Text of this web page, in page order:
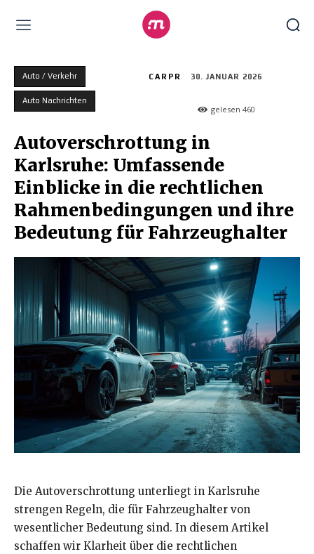
Auto / Verkehr
Auto Nachrichten
CARPR 30. JANUAR 2026
gelesen460
Autoverschrottung in
Karlsruhe: Umfassende
Einblicke in die rechtlichen
Rahmenbedingungen und ihre
Bedeutung für Fahrzeughalter
Die Autoverschrottung unterliegt in Karlsruhe
strengen Regeln, die für Fahrzeughalter von
wesentlicher Bedeutung sind. In diesem Artikel
schaffen wir Klarheit über die rechtlichen